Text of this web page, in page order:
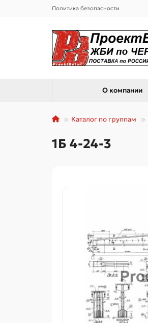
Политика безопасности
О компании
Каталог по группам
1Б 4-24-3